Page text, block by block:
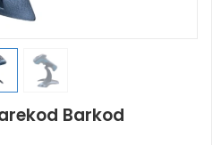
Barkod